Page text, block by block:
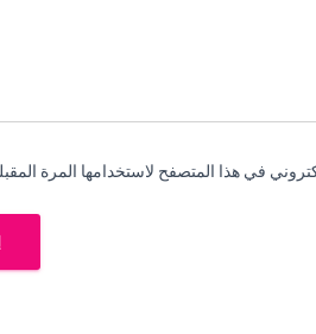
في هذا المتصفح لاستخدامها المرة